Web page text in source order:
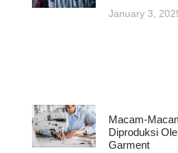
January 3,
Macam-
Diproduksi
Garment